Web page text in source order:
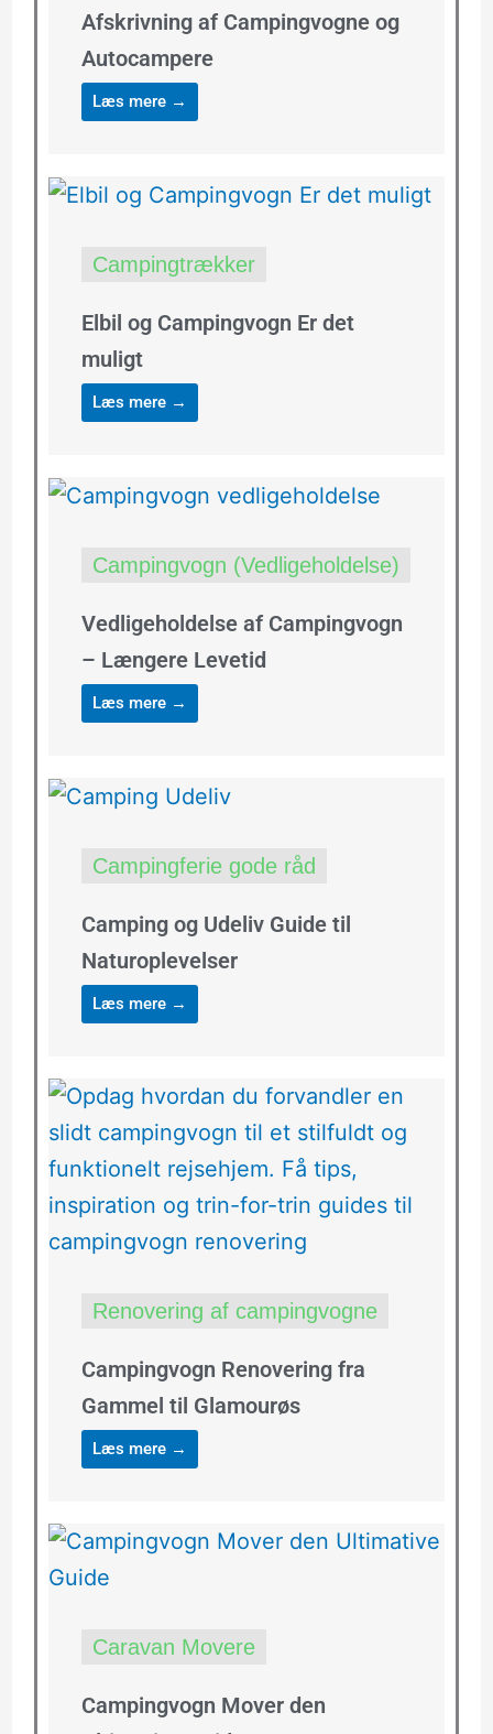
Afskrivning af Campingvogne og
Autocampere
Læs mere →
Campingtrækker
Elbil og Campingvogn Er det
muligt
Læs mere →
Campingvogn (Vedligeholdelse)
Vedligeholdelse af Campingvogn
– Længere Levetid
Læs mere →
Campingferie gode råd
Camping og Udeliv Guide til
Naturoplevelser
Læs mere →
Renovering af campingvogne
Campingvogn Renovering fra
Gammel til Glamourøs
Læs mere →
Caravan Movere
Campingvogn Mover den